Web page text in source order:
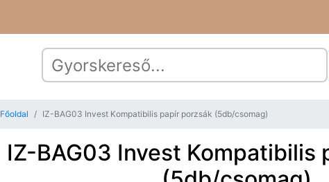
Főoldal IZ-BAG03 Invest Kompatibilis papír porzsák (5db/csomag)
IZ-BAG03 Invest Kompatibilis